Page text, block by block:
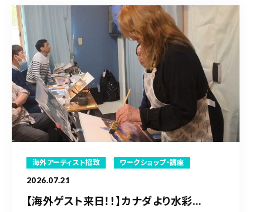
海外アーティスト招致 ワークショップ・講座
2026.07.21
【海外ゲスト来日！！】カナダより水彩...